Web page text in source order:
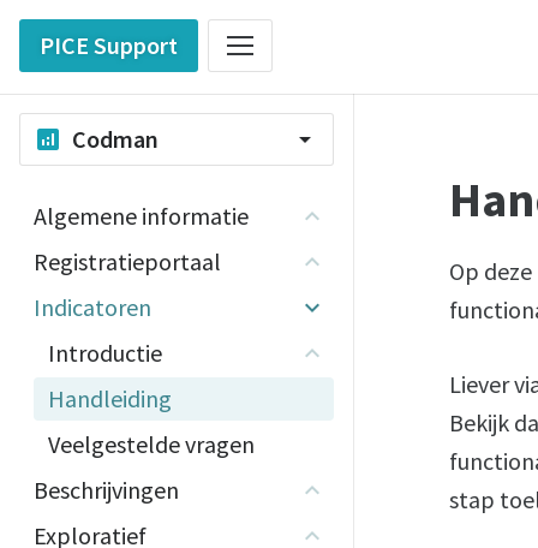
PICE Support
analytics Codman arrow_drop_down
Algemene informatie
Registratieportaal
Indicatoren
Introductie
Handleiding
Veelgestelde vragen
Beschrijvingen
Exploratief
Op
Liever
Bekijk
stap